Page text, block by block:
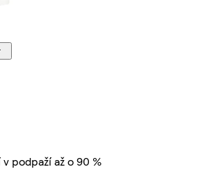
podpaží až o 90 %